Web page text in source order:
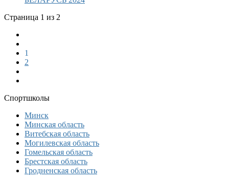
Страница 1 из 2
1
2
Спортшколы
Минск
Минская область
Витебская область
Могилевская область
Гомельская область
Брестская область
Гродненская область